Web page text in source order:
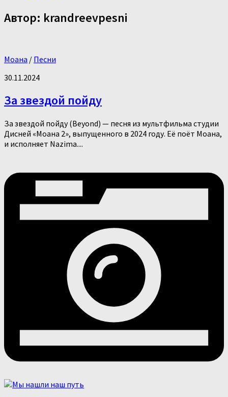
Автор: krandreevpesni
Моана / Песни
30.11.2024
За звездой пойду
За звездой пойду (Beyond) — песня из мультфильма студии
Дисней «Моана 2», выпущенного в 2024 году. Её поёт Моана,
и исполняет Nazima....